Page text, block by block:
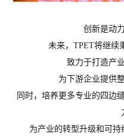
创新是动
未来，TPET将继续
致力于打造产
为下游企业提供
同时，培养更多专业的四边
为产业的转型升级和可持